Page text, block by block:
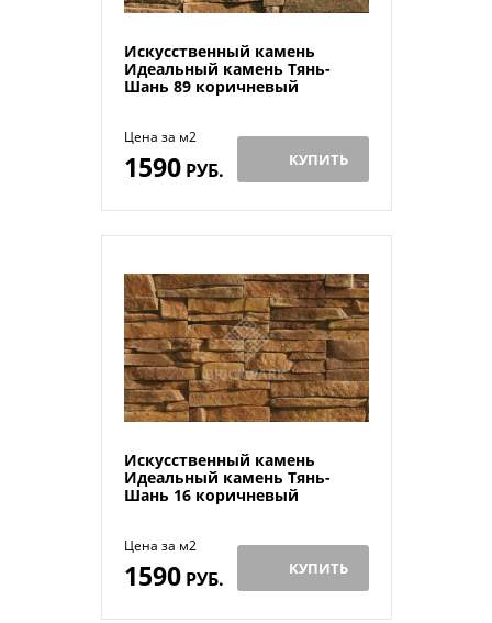
Искусственный камень
Идеальный камень Тянь-
Шань 89 коричневый
Цена за м2
1590РУБ. КУПИТЬ
Искусственный камень
Идеальный камень Тянь-
Шань 16 коричневый
Цена за м2
1590РУБ. КУПИТЬ